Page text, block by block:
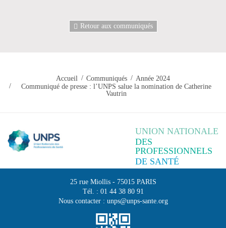
Retour aux communiqués
Accueil Communiqués
Année 2024
Communiqué de presse : l’UNPS salue la nomination de Catherine
Vautrin
UNION NATIONALE
DES
PROFESSIONNELS
DE SANTÉ
25 rue Miollis- 75015 PARIS
Tél. : 01 44 38 80 91
Nous contacter : unps@unps-sante.org